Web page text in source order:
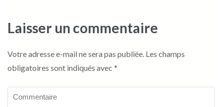
Laisser un commentaire
Votre adresse e-mail ne sera pas publiée. Les champs
obligatoires sont indiqués avec *
Commentaire